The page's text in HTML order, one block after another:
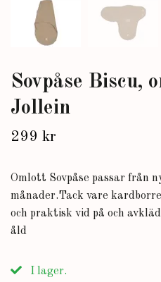
Sovpåse Biscu,
Jollein
299 kr
Omlott Sovpåse passar från
månader.Tack vare
och praktisk vid på och
åld
I lager.